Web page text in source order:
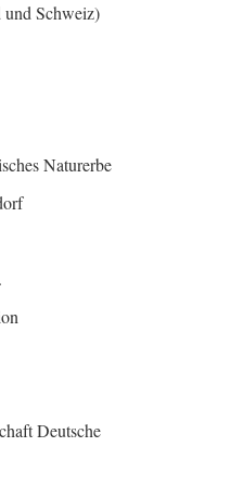
und Schweiz)
Naturerbe
Deutsche